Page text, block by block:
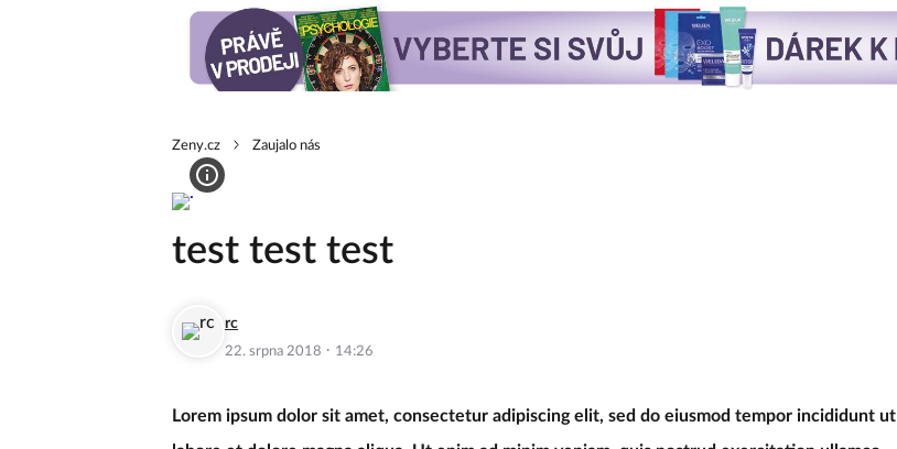
Zeny.cz Zaujalo nás
test test test
rc
22. srpna 2018 · 14:26
Lorem ipsum dolor sit amet, consectetur adipiscing elit, sed do eiusmod tempor incididunt ut